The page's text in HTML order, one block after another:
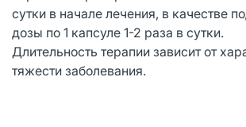
сутки в начале лечения, в качестве
дозы по 1 капсуле 1-2 раза в сутки.
Длительность терапии зависит от
тяжести заболевания.